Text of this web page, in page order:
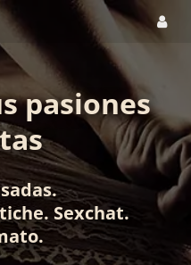
pasiones
.
. Sexchat.
.